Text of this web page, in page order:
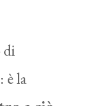
di
è la